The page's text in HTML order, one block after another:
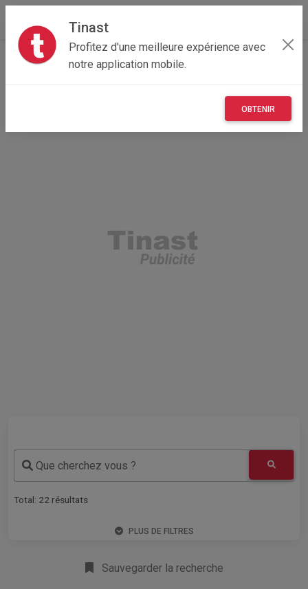
Tinast
Profitez d'une meilleure expérience avec
notre application mobile.
OBTENIR
Accueil Recherche Bretagne
Que cherchez vous ?
Total: 22 résultats
PLUS DE FILTRES
Sauvegarder la recherche